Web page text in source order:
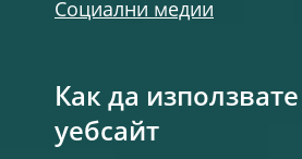
Социални медии
Как да
уебсайт